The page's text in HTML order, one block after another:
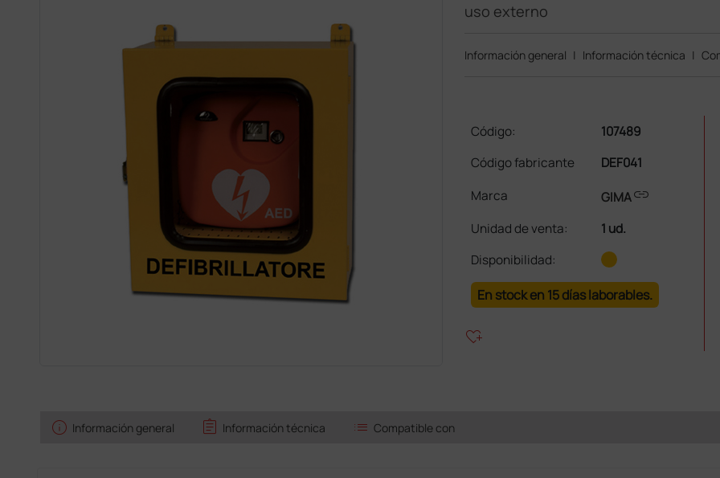
uso externo
Información general | Información técnica |
Código:
107489
Código fabricante
DEF041
Marca
GIMAlink
Unidad de venta:
1 ud.
Disponibilidad:
En stock en 15 días laborables.
heart_plus
info Información general assignment Información técnica list Compatible con